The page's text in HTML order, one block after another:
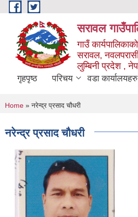
Skip to main content
सरावल
गाउँ
सरावल,
लुम्बिनी प्रदेश ,
गृहपृष्ठ परिचय वडा कार्यालयहरु
You are here
Home » नरेन्द्र प्रसाद चौधरी
नरेन्द्र प्रसाद चौधरी